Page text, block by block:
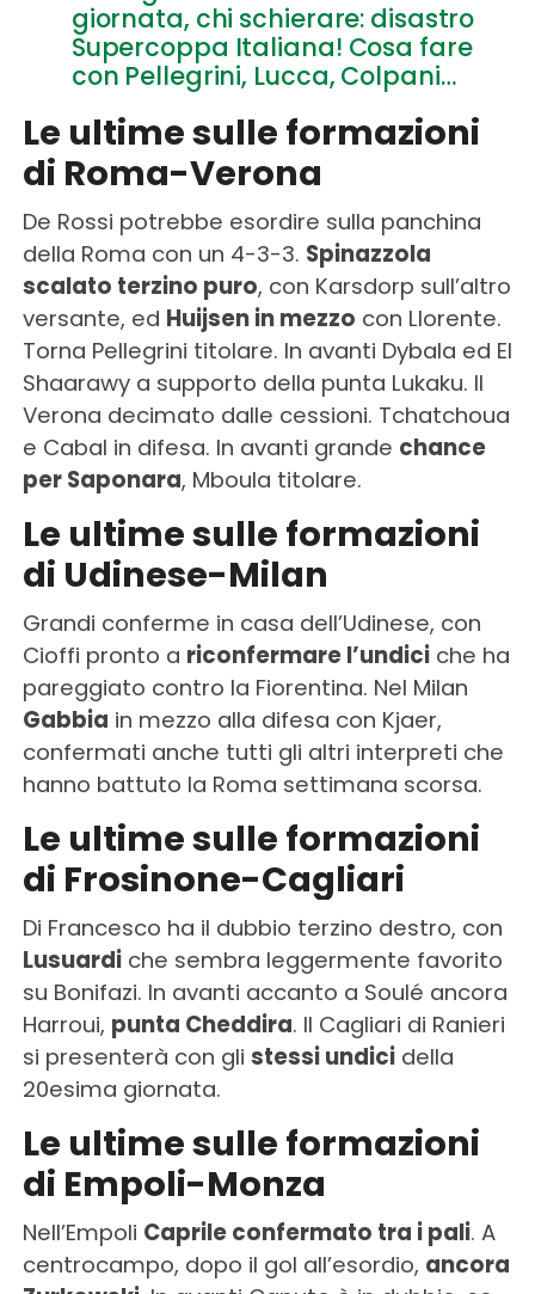
giornata, chi schierare: disastro
Supercoppa Italiana! Cosa fare
con Pellegrini, Lucca, Colpani…
Le ultime sulle formazioni
di Roma-Verona
De Rossi potrebbe esordire sulla panchina
della Roma con un 4-3-3. Spinazzola
scalato terzino puro, con Karsdorp sull’altro
versante, ed Huijsen in mezzo con Llorente.
Torna Pellegrini titolare. In avanti Dybala ed El
Shaarawy a supporto della punta Lukaku. Il
Verona decimato dalle cessioni. Tchatchoua
e Cabal in difesa. In avanti grande chance
per Saponara, Mboula titolare.
Le ultime sulle formazioni
di Udinese-Milan
Grandi conferme in casa dell’Udinese, con
Cioffi pronto a riconfermare l’undiciche ha
pareggiato contro la Fiorentina. Nel Milan
Gabbia in mezzo alla difesa con Kjaer,
confermati anche tutti gli altri interpreti che
hanno battuto la Roma settimana scorsa.
Le ultime sulle formazioni
di Frosinone-Cagliari
Di Francesco ha il dubbio terzino destro, con
Lusuardiche sembra leggermente favorito
su Bonifazi. In avanti accanto a Soulé ancora
Harroui, punta Cheddira. Il Cagliari di Ranieri
si presenterà con gli stessi undicidella
20esima giornata.
Le ultime sulle formazioni
di Empoli-Monza
Nell’Empoli Caprile confermato tra i pali. A
centrocampo, dopo il gol all’esordio, ancora